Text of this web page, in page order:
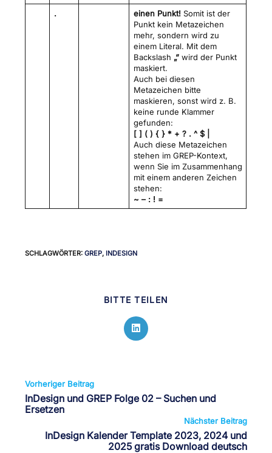
.
einen Punkt! Somit ist der
Punkt kein Metazeichen
mehr, sondern wird zu
einem Literal. Mit dem
Backslash „“ wird der Punkt
maskiert.
Auch bei diesen
Metazeichen bitte
maskieren, sonst wird z. B.
keine runde Klammer
gefunden:
[ ] ( ) { } * + ? . ^ $ |
Auch diese Metazeichen
stehen im GREP-Kontext,
wenn Sie im Zusammenhang
mit einem anderen Zeichen
stehen:
~ – : ! =
SCHLAGWÖRTER:GREP, INDESIGN
BITTE TEILEN
Vorheriger Beitrag
InDesign und GREP Folge 02 – Suchen und
Ersetzen
Nächster Beitrag
InDesign Kalender Template 2023, 2024 und
2025 gratis Download deutsch